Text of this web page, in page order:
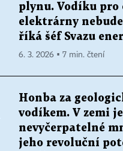
plynu. Vodíku pro
elektrárny
říká šéf Svazu
6. 3. 2026 ▪ 7 min. čtení
Honba za
vodíkem. V zemi
nevyčerpatelné
jeho revoluční